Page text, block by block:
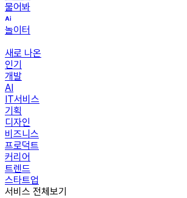
물어봐
놀이터
새로 나온
인기
개발
AI
IT서비스
기획
디자인
비즈니스
프로덕트
커리어
트렌드
스타트업
서비스 전체보기